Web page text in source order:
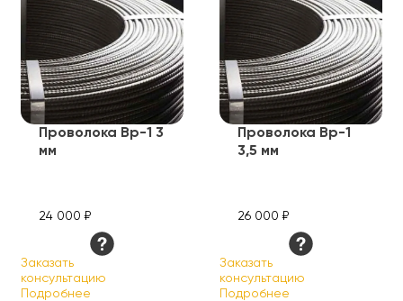
Проволока Вр-1 3
мм
24 000 ₽
Заказать
консультацию
Подробнее
Проволока Вр-1
3,5 мм
26 000 ₽
Заказать
консультацию
Подробнее